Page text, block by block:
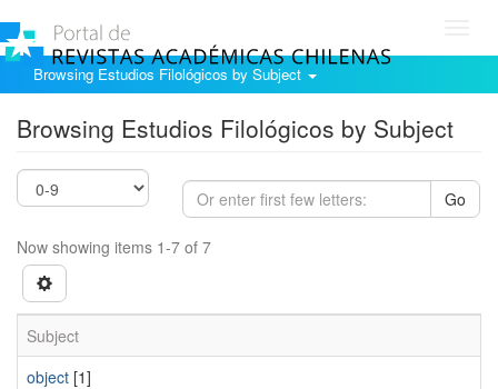
Browsing Estudios Filológicos by Subject
Browsing Estudios Filológicos by Subject
Go
Now showing items 1-7 of 7
Subject
object [1]